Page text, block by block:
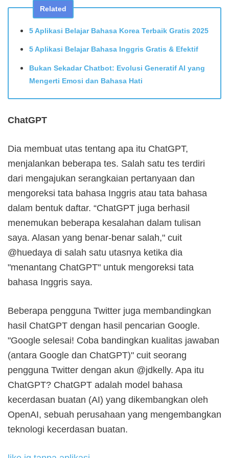
Related
5 Aplikasi Belajar Bahasa Korea Terbaik Gratis 2025
5 Aplikasi Belajar Bahasa Inggris Gratis & Efektif
Bukan Sekadar Chatbot: Evolusi Generatif AI yang
Mengerti Emosi dan Bahasa Hati
ChatGPT
Dia membuat utas tentang apa itu ChatGPT,
menjalankan beberapa tes. Salah satu tes terdiri
dari mengajukan serangkaian pertanyaan dan
mengoreksi tata bahasa Inggris atau tata bahasa
dalam bentuk daftar. “ChatGPT juga berhasil
menemukan beberapa kesalahan dalam tulisan
saya. Alasan yang benar-benar salah," cuit
@huedaya di salah satu utasnya ketika dia
"menantang ChatGPT" untuk mengoreksi tata
bahasa Inggris saya.
Beberapa pengguna Twitter juga membandingkan
hasil ChatGPT dengan hasil pencarian Google.
"Google selesai! Coba bandingkan kualitas jawaban
(antara Google dan ChatGPT)" cuit seorang
pengguna Twitter dengan akun @jdkelly. Apa itu
ChatGPT? ChatGPT adalah model bahasa
kecerdasan buatan (AI) yang dikembangkan oleh
OpenAI, sebuah perusahaan yang mengembangkan
teknologi kecerdasan buatan.